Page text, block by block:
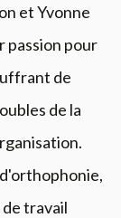
et Yvonne
passion pour
de
de la
travail